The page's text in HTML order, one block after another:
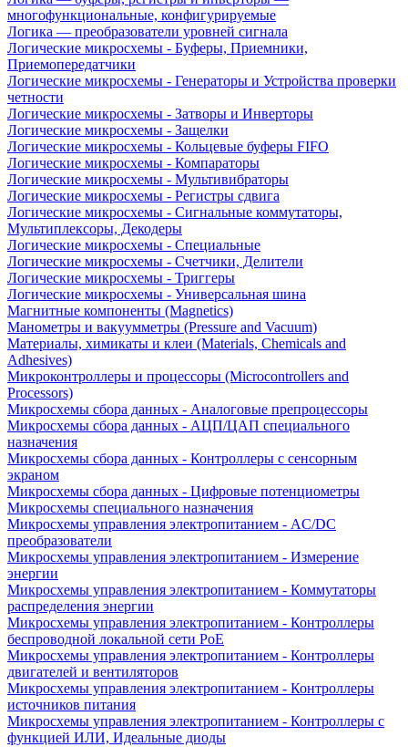
многофункциональные, конфигурируемые
Логика — преобразователи уровней сигнала
Логические микросхемы - Буферы, Приемники,
Приемопередатчики
Логические микросхемы - Генераторы и Устройства проверки
четности
Логические микросхемы - Затворы и Инверторы
Логические микросхемы - Защелки
Логические микросхемы - Кольцевые буферы FIFO
Логические микросхемы - Компараторы
Логические микросхемы - Мультивибраторы
Логические микросхемы - Регистры сдвига
Логические микросхемы - Сигнальные коммутаторы,
Мультиплексоры, Декодеры
Логические микросхемы - Специальные
Логические микросхемы - Счетчики, Делители
Логические микросхемы - Триггеры
Логические микросхемы - Универсальная шина
Магнитные компоненты (Magnetics)
Манометры и вакуумметры (Pressure and Vacuum)
Материалы, химикаты и клеи (Materials, Chemicals and
Adhesives)
Микроконтроллеры и процессоры (Microcontrollers and
Processors)
Микросхемы сбора данных - Аналоговые препроцессоры
Микросхемы сбора данных - АЦП/ЦАП специального
назначения
Микросхемы сбора данных - Контроллеры с сенсорным
экраном
Микросхемы сбора данных - Цифровые потенциометры
Микросхемы специального назначения
Микросхемы управления электропитанием - AC/DC
преобразователи
Микросхемы управления электропитанием - Измерение
энергии
Микросхемы управления электропитанием - Коммутаторы
распределения энергии
Микросхемы управления электропитанием - Контроллеры
беспроводной локальной сети PoE
Микросхемы управления электропитанием - Контроллеры
двигателей и вентиляторов
Микросхемы управления электропитанием - Контроллеры
источников питания
Микросхемы управления электропитанием - Контроллеры с
функцией ИЛИ, Идеальные диоды